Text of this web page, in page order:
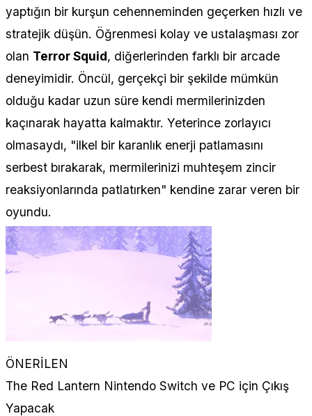
yaptığın bir kurşun cehenneminden geçerken hızlı ve
stratejik düşün. Öğrenmesi kolay ve ustalaşması zor
olan Terror Squid, diğerlerinden farklı bir arcade
deneyimidir. Öncül, gerçekçi bir şekilde mümkün
olduğu kadar uzun süre kendi mermilerinizden
kaçınarak hayatta kalmaktır. Yeterince zorlayıcı
olmasaydı, "ilkel bir karanlık enerji patlamasını
serbest bırakarak, mermilerinizi muhteşem zincir
reaksiyonlarında patlatırken" kendine zarar veren bir
oyundu.
ÖNERİLEN
The Red Lantern Nintendo Switch ve PC için Çıkış
Yapacak